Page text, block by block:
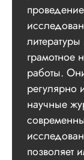
литературы
грамотное
работы.
регулярно
научные
позволяет